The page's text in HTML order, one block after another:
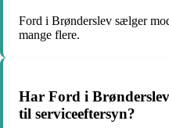
Ford i Brønderslev sælger
mange flere.
Har Ford i
til serviceeftersyn?